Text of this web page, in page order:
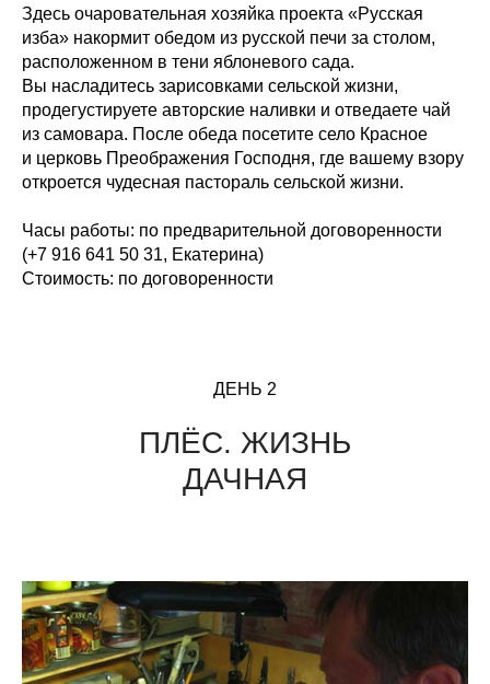
Здесь очаровательная хозяйка проекта «Русская
изба» накормит обедом из русской печи за столом,
расположенном в тени яблоневого сада.
Вы насладитесь зарисовками сельской жизни,
продегустируете авторские наливки и отведаете чай
из самовара. После обеда посетите село Красное
и церковь Преображения Господня, где вашему взору
откроется чудесная пастораль сельской жизни.
Часы работы: по предварительной договоренности
(+7 916 641 50 31, Екатерина)
Стоимость: по договоренности
ДЕНЬ 2
ПЛЁС. ЖИЗНЬ
ДАЧНАЯ